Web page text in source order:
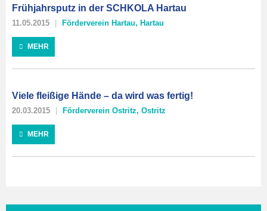
Frühjahrsputz in der SCHKOLA Hartau
11.05.2015 Förderverein Hartau, Hartau
MEHR
Viele fleißige Hände – da wird was fertig!
20.03.2015 Förderverein Ostritz, Ostritz
MEHR